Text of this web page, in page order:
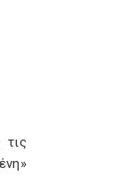
τις